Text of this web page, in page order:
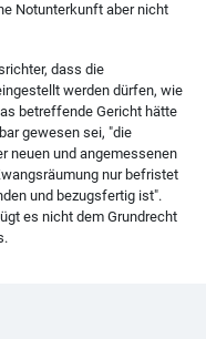
Notunterkunft aber nicht
dass die
werden dürfen, wie
betreffende Gericht hätte
gewesen sei, "die
neuen und angemessenen
nur befristet
und bezugsfertig ist".
es nicht dem Grundrecht